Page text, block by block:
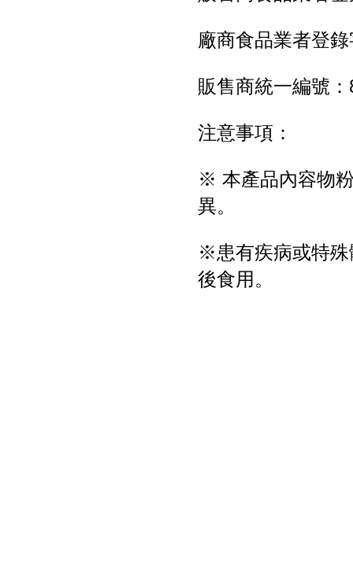
廠商食品業者登
販售商統一編號
注意事項：
※ 本產品內容物
異。
※患有疾病或特殊
後食用。